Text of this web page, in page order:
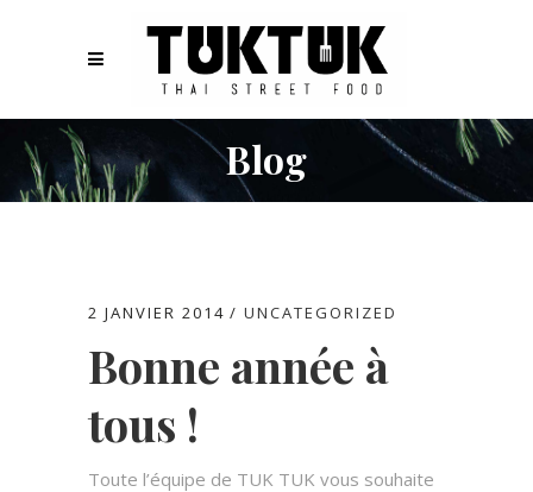
Blog
2 JANVIER 2014 UNCATEGORIZED
Bonne année à
tous !
Toute l’équipe de TUK TUK vous souhaite